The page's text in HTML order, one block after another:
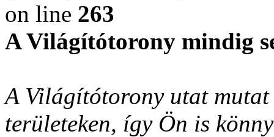
on line 263
A Világítótorony mindig
A Világítótorony utat
területeken, így Ön is